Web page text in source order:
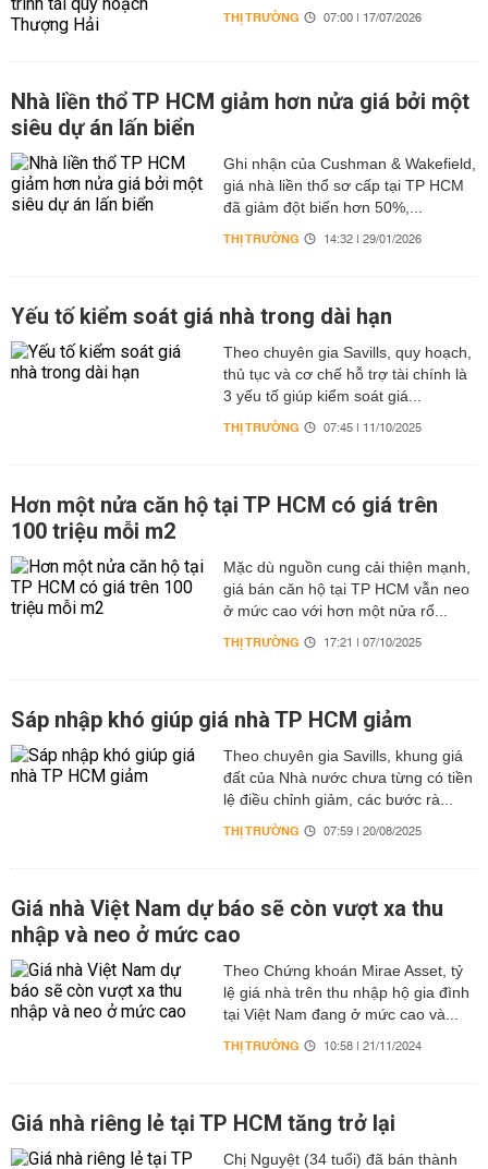
THỊ TRƯỜNG 07:00 | 17/07/2026
Nhà liền thổ TP HCM giảm hơn nửa giá bởi một
siêu dự án lấn biển
Ghi nhận của Cushman & Wakefield,
giá nhà liền thổ sơ cấp tại TP HCM
đã giảm đột biến hơn 50%,...
THỊ TRƯỜNG 14:32 | 29/01/2026
Yếu tố kiểm soát giá nhà trong dài hạn
Theo chuyên gia Savills, quy hoạch,
thủ tục và cơ chế hỗ trợ tài chính là
3 yếu tố giúp kiểm soát giá...
THỊ TRƯỜNG 07:45 | 11/10/2025
Hơn một nửa căn hộ tại TP HCM có giá trên
100 triệu mỗi m2
Mặc dù nguồn cung cải thiện mạnh,
giá bán căn hộ tại TP HCM vẫn neo
ở mức cao với hơn một nửa rổ...
THỊ TRƯỜNG 17:21 | 07/10/2025
Sáp nhập khó giúp giá nhà TP HCM giảm
Theo chuyên gia Savills, khung giá
đất của Nhà nước chưa từng có tiền
lệ điều chỉnh giảm, các bước rà...
THỊ TRƯỜNG 07:59 | 20/08/2025
Giá nhà Việt Nam dự báo sẽ còn vượt xa thu
nhập và neo ở mức cao
Theo Chứng khoán Mirae Asset, tỷ
lệ giá nhà trên thu nhập hộ gia đình
tại Việt Nam đang ở mức cao và...
THỊ TRƯỜNG 10:58 | 21/11/2024
Giá nhà riêng lẻ tại TP HCM tăng trở lại
Chị Nguyệt (34 tuổi) đã bán thành